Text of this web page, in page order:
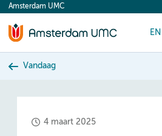
content
Amsterdam UMC
EN
Vandaag
4 maart 2025